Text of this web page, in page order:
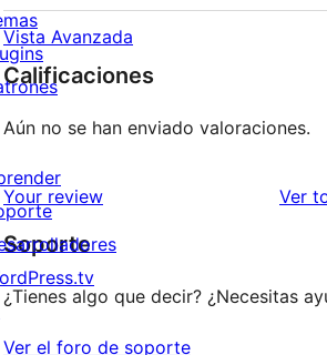
Vista Avanzada
Calificaciones
Aún no se han enviado valoraciones.
Your review Ver
Soporte
¿Tienes algo que decir? ¿Necesitas
Ver el foro de soporte